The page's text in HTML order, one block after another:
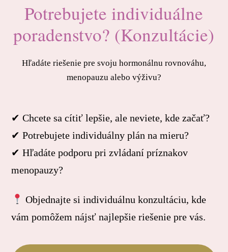
Potrebujete individuálne
poradenstvo? (Konzultácie)
Hľadáte riešenie pre svoju hormonálnu rovnováhu,
menopauzu alebo výživu?
✔ Chcete sa cítiť lepšie, ale neviete, kde začať?
✔ Potrebujete individuálny plán na mieru?
✔ Hľadáte podporu pri zvládaní príznakov
menopauzy?
Objednajte si individuálnu konzultáciu, kde
vám pomôžem nájsť najlepšie riešenie pre vás.